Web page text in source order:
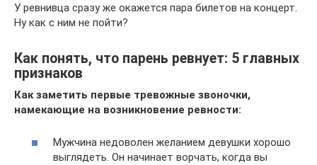
У ревнивца сразу же окажется пара билетов на концерт.
Ну как с ним не пойти?
Как понять, что парень ревнует: 5 главных
признаков
Как заметить первые тревожные звоночки,
намекающие на возникновение ревности:
Мужчина недоволен желанием девушки хорошо
выглядеть. Он начинает ворчать, когда вы